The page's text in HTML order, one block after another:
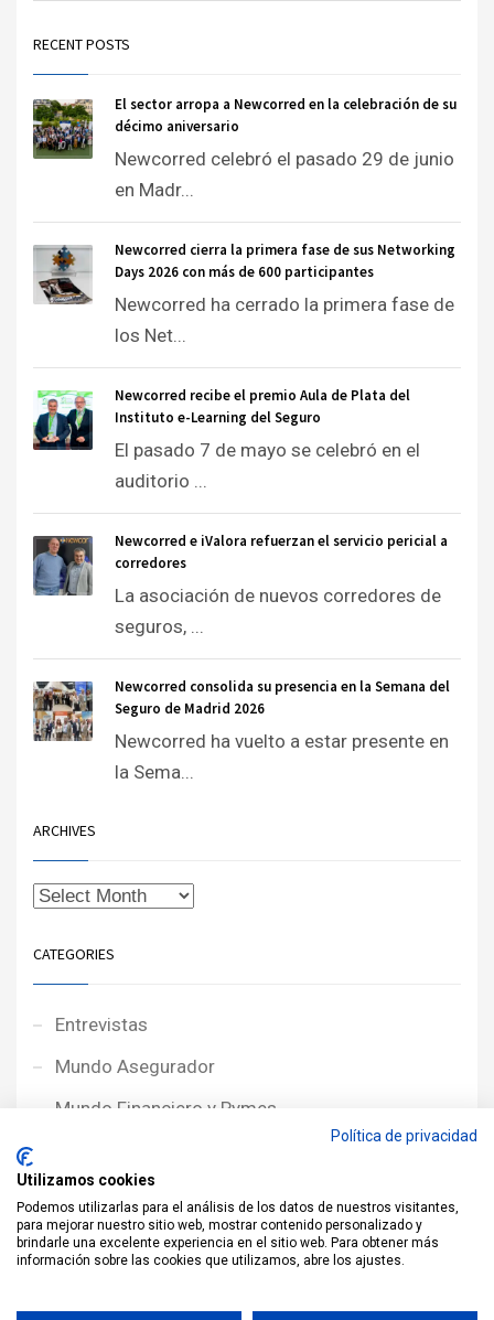
RECENT POSTS
El sector arropa a Newcorred en la celebración de su
décimo aniversario
Newcorred celebró el pasado 29 de junio
en Madr...
Newcorred cierra la primera fase de sus Networking
Days 2026 con más de 600 participantes
Newcorred ha cerrado la primera fase de
los Net...
Newcorred recibe el premio Aula de Plata del
Instituto e-Learning del Seguro
El pasado 7 de mayo se celebró en el
auditorio ...
Newcorred e iValora refuerzan el servicio pericial a
corredores
La asociación de nuevos corredores de
seguros, ...
Newcorred consolida su presencia en la Semana del
Seguro de Madrid 2026
Newcorred ha vuelto a estar presente en
la Sema...
ARCHIVES
CATEGORIES
Entrevistas
Mundo Asegurador
Mundo Financiero y Pymes
Noticias NewcorRED
Protagonistas
Política de privacidad
Utilizamos cookies
Podemos utilizarlas para el análisis de los datos de nuestros visitantes,
para mejorar nuestro sitio web, mostrar contenido personalizado y
brindarle una excelente experiencia en el sitio web. Para obtener más
información sobre las cookies que utilizamos, abre los ajustes.